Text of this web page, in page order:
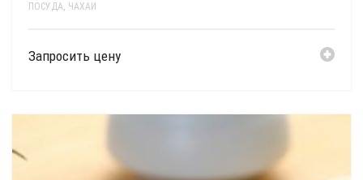
ПОСУДА, ЧАХАИ
Запросить цену